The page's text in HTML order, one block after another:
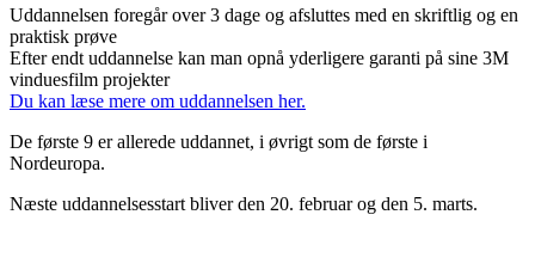
Uddannelsen foregår over 3 dage og afsluttes med en skriftlig og en
praktisk prøve
Efter endt uddannelse kan man opnå yderligere garanti på sine 3M
vinduesfilm projekter
Du kan læse mere om uddannelsen her.
De første 9 er allerede uddannet, i øvrigt som de første i
Nordeuropa.
Næste uddannelsesstart bliver den 20. februar og den 5. marts.